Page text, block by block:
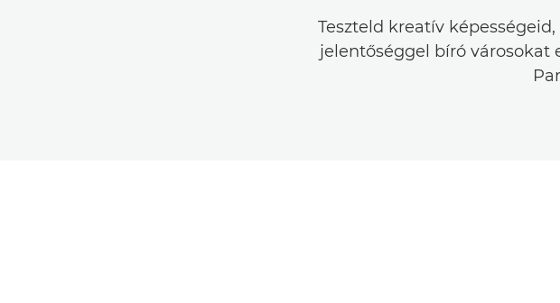
Teszteld kreatív
jelentőséggel bíró városokat